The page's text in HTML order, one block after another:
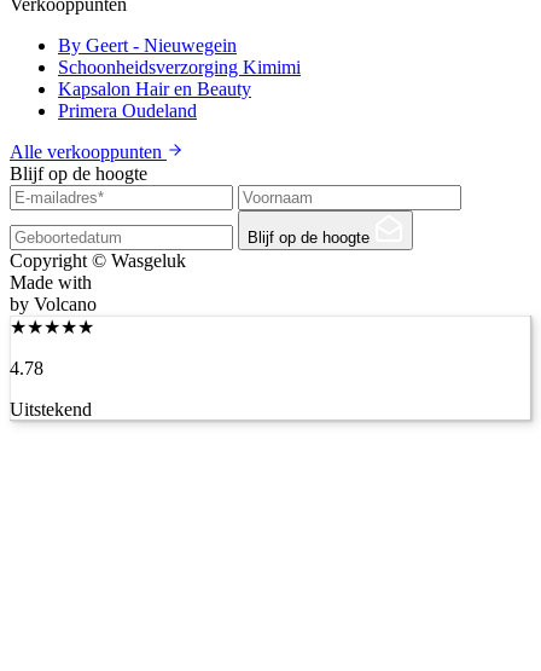
By Geert - Nieuwegein
Schoonheidsverzorging Kimimi
Kapsalon Hair en Beauty
Primera Oudeland
Alle verkooppunten
Blijf op de hoogte
Blijf op de hoogte
Copyright © Wasgeluk
Made with
by Volcano
★★★★★
4.78
Uitstekend